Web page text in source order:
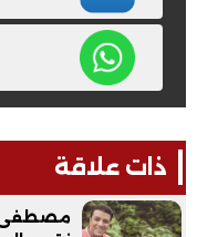
ذات علاقة
مصطفى